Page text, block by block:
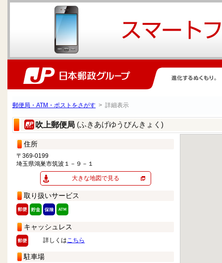
郵便局・ATM・ポストをさがす > 詳細表示
吹上郵便局 (ふきあげゆうびんきょく)
住所
〒369-0199
埼玉県鴻巣市筑波１－９－１
大きな地図で見る
取り扱いサービス
キャッシュレス
詳しくはこちら
駐車場